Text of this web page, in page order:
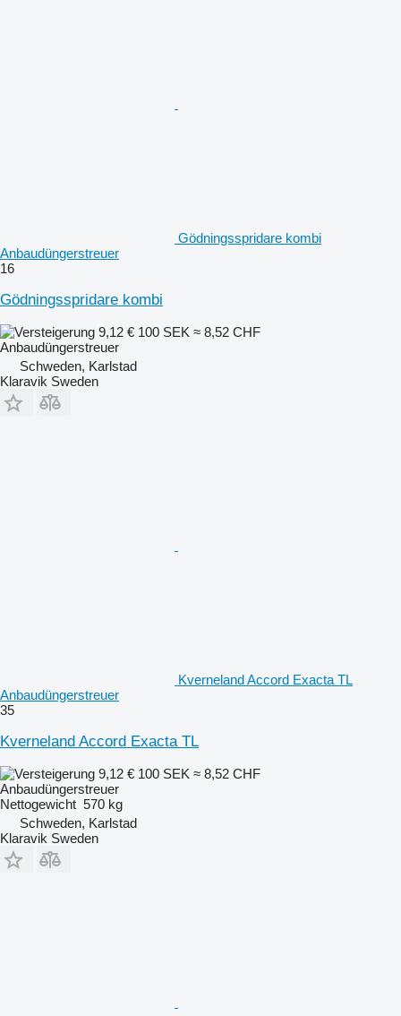
Gödningsspridare kombi
Anbaudüngerstreuer
16
Gödningsspridare kombi
9,12 € 100 SEK ≈ 8,52 CHF
Anbaudüngerstreuer
Schweden, Karlstad
Klaravik Sweden
Kverneland Accord Exacta TL
Anbaudüngerstreuer
35
Kverneland Accord Exacta TL
9,12 € 100 SEK ≈ 8,52 CHF
Anbaudüngerstreuer
Nettogewicht 570 kg
Schweden, Karlstad
Klaravik Sweden